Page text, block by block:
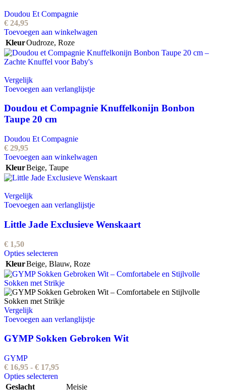
Doudou Et Compagnie
€ 24,95
Toevoegen aan winkelwagen
KleurOudroze, Roze
Vergelijk
Toevoegen aan verlanglijstje
Doudou et Compagnie Knuffelkonijn Bonbon
Taupe 20 cm
Doudou Et Compagnie
€ 29,95
Toevoegen aan winkelwagen
KleurBeige, Taupe
Vergelijk
Toevoegen aan verlanglijstje
Little Jade Exclusieve Wenskaart
€ 1,50
Opties selecteren
product
heeft
meerdere
variaties.
Deze
optie
kan
gekozen
worden
op
KleurBeige, Blauw, Roze
Vergelijk
Toevoegen aan verlanglijstje
GYMP Sokken Gebroken Wit
GYMP
€ 16,95 - € 17,95Prijsklasse:
tot
Opties selecteren
product
Geslacht Meisje